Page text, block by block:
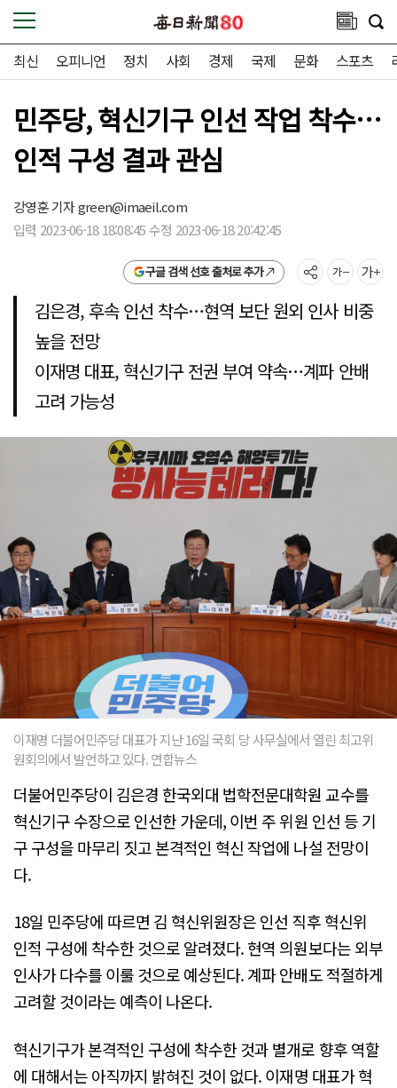
최신 오피니언 정치 사회 경제 국제 문화 스포츠
민주당, 혁신기구 인선 작업 착수…
인적 구성 결과 관심
강영훈 기자green@imaeil.com
입력 2023-06-18 18:08:45 수정 2023-06-18 20:42:45
구글 검색 선호 출처로 추가
김은경, 후속 인선 착수…현역 보단 원외 인사 비중
높을 전망
이재명 대표, 혁신기구 전권 부여 약속…계파 안배
고려 가능성
이재명 더불어민주당 대표가 지난 16일 국회 당 사무실에서 열린 최고위
원회의에서 발언하고 있다. 연합뉴스
더불어민주당이 김은경 한국외대 법학전문대학원 교수를
혁신기구 수장으로 인선한 가운데, 이번 주 위원 인선 등 기
구 구성을 마무리 짓고 본격적인 혁신 작업에 나설 전망이
다.
18일 민주당에 따르면 김 혁신위원장은 인선 직후 혁신위
인적 구성에 착수한 것으로 알려졌다. 현역 의원보다는 외부
인사가 다수를 이룰 것으로 예상된다. 계파 안배도 적절하게
고려할 것이라는 예측이 나온다.
혁신기구가 본격적인 구성에 착수한 것과 별개로 향후 역할
에 대해서는 아직까지 밝혀진 것이 없다. 이재명 대표가 혁